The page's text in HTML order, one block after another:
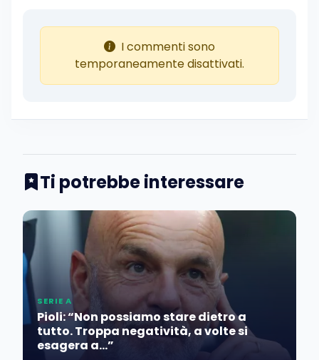
I commenti sono
temporaneamente disattivati.
Ti potrebbe interessare
SERIE A
Pioli: “Non possiamo stare dietro a
tutto. Troppa negatività, a volte si
esagera a…”